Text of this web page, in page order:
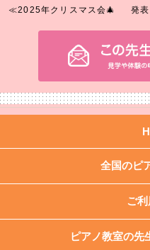
≪2025年クリスマス会🎄 発
全国のピ
ご
ピアノ教室の先